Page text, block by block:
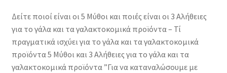
Δείτε ποιοί είναι οι 5 Μύθοι και ποιές είναι οι 3 Αλήθειες
για το γάλα και τα γαλακτοκομικά προϊόντα – Τί
πραγματικά ισχύει για το γάλα και τα γαλακτοκομικά
προϊόντα 5 Μύθοι και 3 Αλήθειες για το γάλα και τα
γαλακτοκομικά προϊόντα ”Για να καταναλώσουμε με